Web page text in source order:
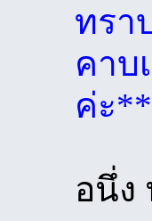
ทรา
คาบ
ค่ะ
อนึ่ง